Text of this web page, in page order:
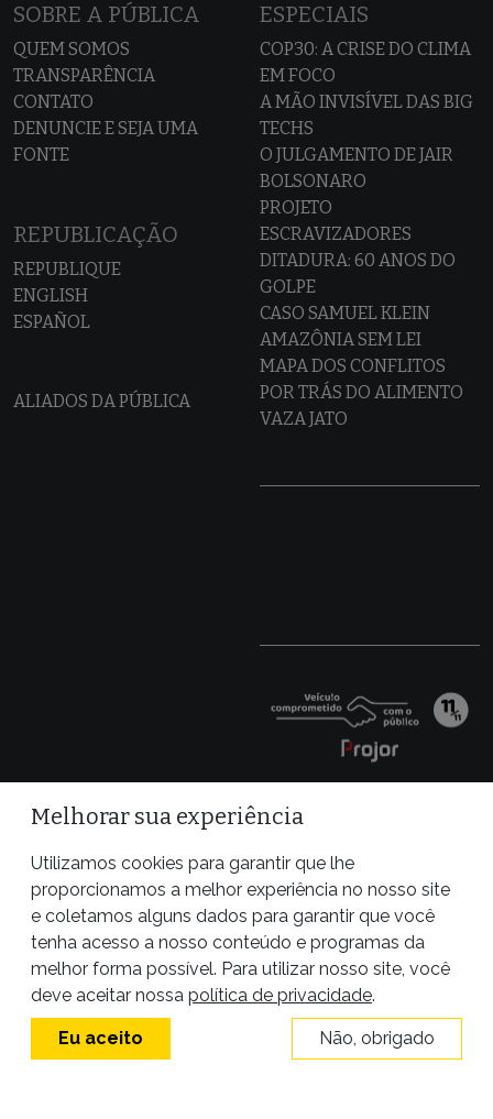
SOBRE A PÚBLICA
QUEM SOMOS
TRANSPARÊNCIA
CONTATO
DENUNCIE E SEJA UMA
FONTE
REPUBLICAÇÃO
REPUBLIQUE
ENGLISH
ESPAÑOL
ALIADOS DA PÚBLICA
ESPECIAIS
COP30: A CRISE DO CLIMA
EM FOCO
A MÃO INVISÍVEL DAS BIG
TECHS
O JULGAMENTO DE JAIR
BOLSONARO
PROJETO
ESCRAVIZADORES
DITADURA: 60 ANOS DO
GOLPE
CASO SAMUEL KLEIN
AMAZÔNIA SEM LEI
MAPA DOS CONFLITOS
POR TRÁS DO ALIMENTO
VAZA JATO
Site desenvolvido por
Melhorar sua experiência
Utilizamos cookies para garantir que lhe
proporcionamos a melhor experiência no nosso site
e coletamos alguns dados para garantir que você
tenha acesso a nosso conteúdo e programas da
melhor forma possível. Para utilizar nosso site, você
deve aceitar nossa política de privacidade.
Eu aceito Não, obrigado